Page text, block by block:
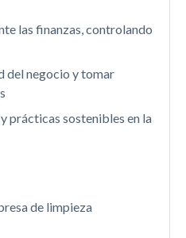
las finanzas, controlando
del negocio y tomar
prácticas sostenibles en la
de limpieza